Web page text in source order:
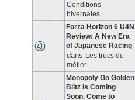
Conditions
hivernales
Forza Horizon 6 U4N
Review: A New Era
of Japanese Racing
dans Les trucs du
métier
Monopoly Go Golden
Blitz is Coming
Soon. Come to